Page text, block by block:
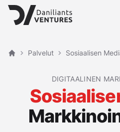
Etusivu
Palvelut Sosiaalisen
DIGITAALINEN